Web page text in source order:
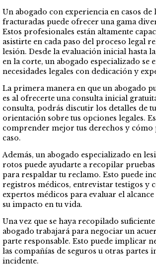
Un abogado con experiencia en casos de
fracturadas puede ofrecer una gama
Estos profesionales están altamente
asistirte en cada paso del proceso legal
lesión. Desde la evaluación inicial hasta
en la corte, un abogado especializado se
necesidades legales con dedicación y
La primera manera en que un abogado
es al ofrecerte una consulta inicial
consulta, podrás discutir los detalles de
orientación sobre tus opciones legales.
comprender mejor tus derechos y cómo
caso.
Además, un abogado especializado en
rotos puede ayudarte a recopilar
para respaldar tu reclamo. Esto puede
registros médicos, entrevistar testigos y
expertos médicos para evaluar el alcance
su impacto en tu vida.
Una vez que se haya recopilado
abogado trabajará para negociar un
parte responsable. Esto puede implicar
las compañías de seguros u otras partes
incidente.